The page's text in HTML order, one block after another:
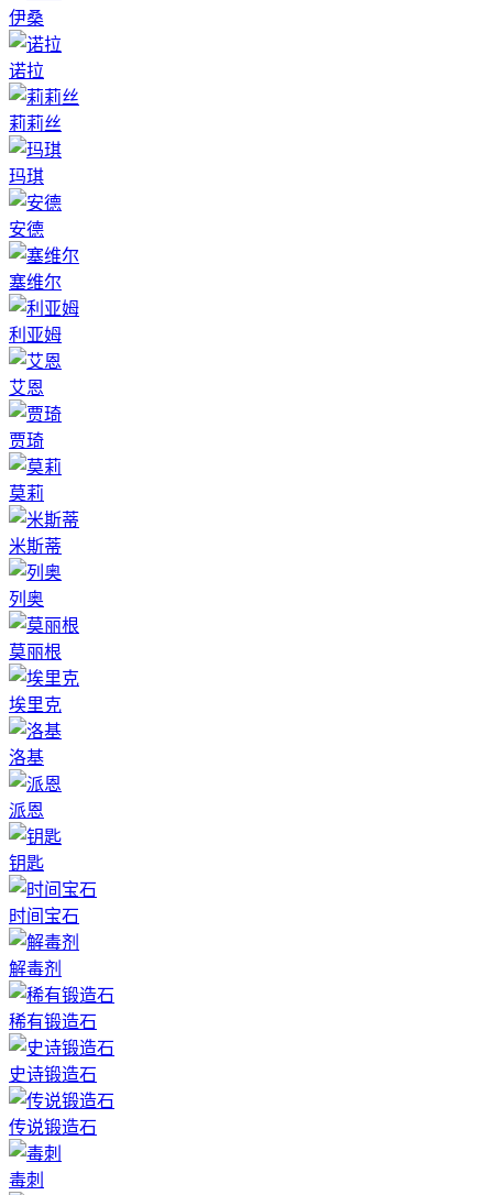
伊桑
诺拉
莉莉丝
玛琪
安德
塞维尔
利亚姆
艾恩
贾琦
莫莉
米斯蒂
列奥
莫丽根
埃里克
洛基
派恩
钥匙
时间宝石
解毒剂
稀有锻造石
史诗锻造石
传说锻造石
毒刺